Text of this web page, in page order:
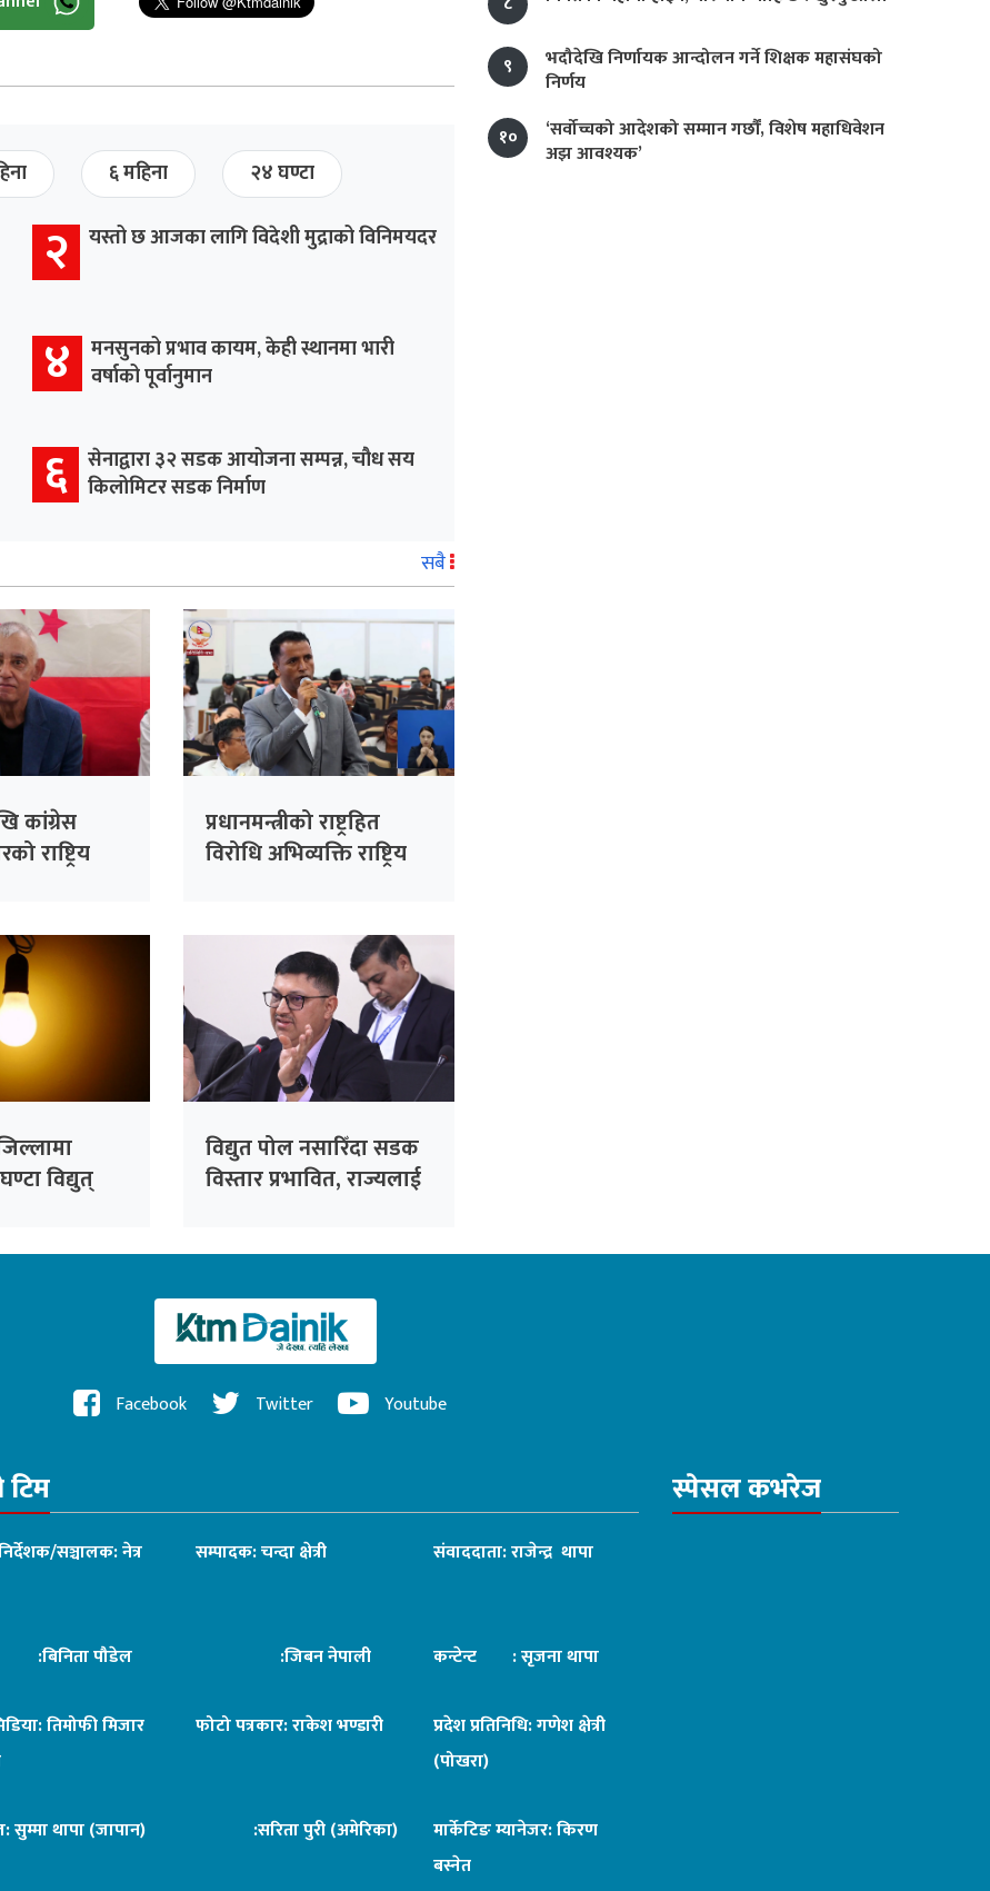
६ महिना २४ घण्टा
२ यस्तो छ आजका लागि विदेशी मुद्राको विनिमयदर
४ मनसुनको प्रभाव कायम, केही स्थानमा भारी
वर्षाको पूर्वानुमान
६ सेनाद्वारा ३२ सडक आयोजना सम्पन्न, चौध सय
किलोमिटर सडक निर्माण
सबै
कांग्रेस
राष्ट्रिय
प्रधानमन्त्रीको राष्ट्रहित
विरोधि अभिव्यक्ति राष्ट्रिय
विद्युत्
विद्युत पोल नसारिँदा सडक
विस्तार प्रभावित, राज्यलाई
९
भदौदेखि निर्णायक आन्दोलन गर्ने शिक्षक महासंघको
निर्णय
१०
‘सर्वोच्चको आदेशको सम्मान गर्छौं, विशेष महाधिवेशन
अझ आवश्यक’
Facebook Twitter Youtube
टिम
सञ्चालक: नेत्र
सम्पादक: चन्दा क्षेत्री संवाददाता: राजेन्द्र थापा
पौडेल :जिबन नेपाली कन्टेन्ट : सृजना थापा
तिमोफी मिजार
फोटो पत्रकार: राकेश भण्डारी
प्रदेश प्रतिनिधि: गणेश क्षेत्री
(पोखरा)
सुम्मा थापा (जापान) :सरिता पुरी (अमेरिका)
मार्केटिङ म्यानेजर: किरण
बस्नेत
स्पेसल कभरेज